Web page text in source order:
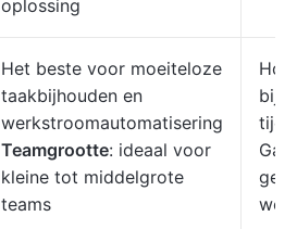
oplossing
Het beste voor moeiteloze
taakbijhouden en
werkstroomautomatisering
Teamgrootte: ideaal voor
kleine tot middelgrote
teams
bij